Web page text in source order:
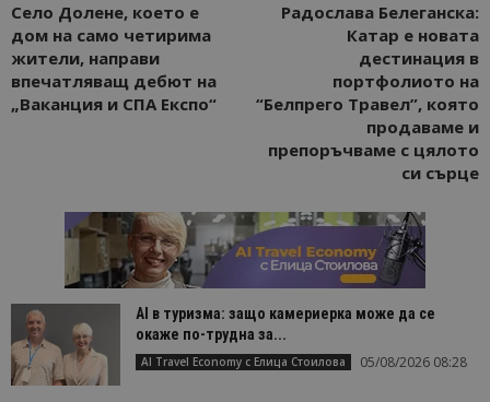
Село Долене, което е
дом на само четирима
жители, направи
впечатляващ дебют на
„Ваканция и СПА Експо“
Радослава Белеганска:
Катар е новата
дестинация в
портфолиото на
“Белпрего Травел”, която
продаваме и
препоръчваме с цялото
си сърце
AI в туризма: защо камериерка може да се
окаже по-трудна за...
AI Travel Economy с Елица Стоилова 05/08/2026 08:28